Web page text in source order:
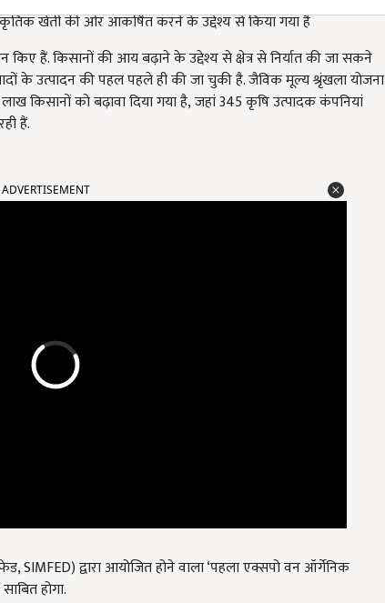
खेती की ओर आकर्षित करने के उद्देश्य से किया गया है
किए हैं. किसानों की आय बढ़ाने के उद्देश्य से क्षेत्र से निर्यात की जा सकने
के उत्पादन की पहल पहले ही की जा चुकी है. जैविक मूल्य श्रृंखला योजना
किसानों को बढ़ावा दिया गया है,जहां 345 कृषि उत्पादक कंपनियां
हैं.
ADVERTISEMENT
, SIMFED)द्वारा आयोजित होने वाला ‘पहला एक्सपो वन ऑर्गेनिक
होगा.